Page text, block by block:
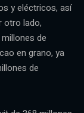
y eléctricos, así
otro lado,
de
en grano, ya
de